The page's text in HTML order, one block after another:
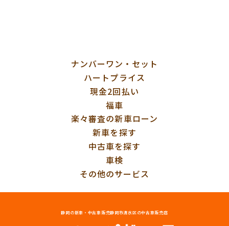
ナンバーワン・セット
ハートプライス
現金2回払い
福車
楽々審査の新車ローン
新車を探す
中古車を探す
車検
その他のサービス
静岡の新車・中古車販売静岡市清水区の中古車販売店